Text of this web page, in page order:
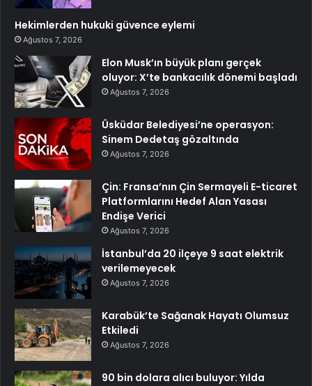
Hekimlerden hukuki güvence eylemi
Ağustos 7, 2026
Elon Musk’ın büyük planı gerçek
oluyor: X’te bankacılık dönemi başladı
Ağustos 7, 2026
Üsküdar Belediyesi’ne operasyon:
Sinem Dedetaş gözaltında
Ağustos 7, 2026
Çin: Fransa’nın Çin Sermayeli E-ticaret
Platformlarını Hedef Alan Yasası
Endişe Verici
Ağustos 7, 2026
İstanbul’da 20 ilçeye 9 saat elektrik
verilemeyecek
Ağustos 7, 2026
Karabük’te Sağanak Hayatı Olumsuz
Etkiledi
Ağustos 7, 2026
90 bin dolara alıcı buluyor: Yılda